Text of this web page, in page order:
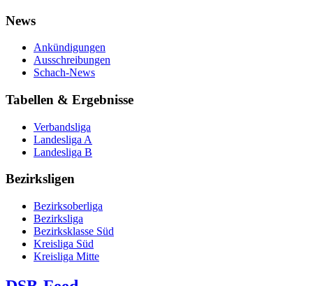
News
Ankündigungen
Ausschreibungen
Schach-News
Tabellen & Ergebnisse
Verbandsliga
Landesliga A
Landesliga B
Bezirksligen
Bezirksoberliga
Bezirksliga
Bezirksklasse Süd
Kreisliga Süd
Kreisliga Mitte